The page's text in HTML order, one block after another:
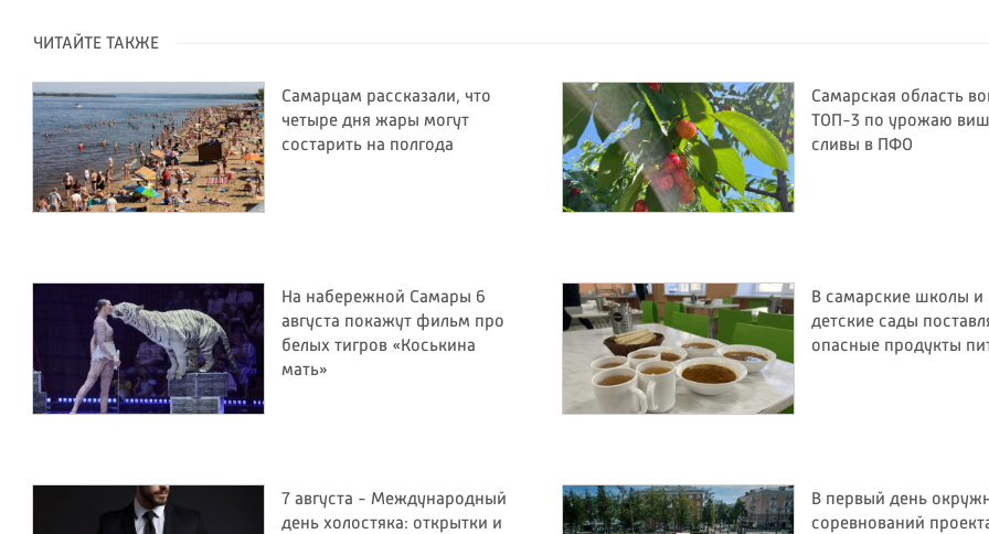
ЧИТАЙТЕ ТАКЖЕ
Самарцам рассказали, что
четыре дня жары могут
состарить на полгода
Самарская область
ТОП-3 по урожаю
сливы в ПФО
На набережной Самары 6
августа покажут фильм про
белых тигров «Коськина
мать»
В самарские школы и
детские сады
опасные продукты
7 августа - Международный
день холостяка: открытки и
В первый день
соревнований